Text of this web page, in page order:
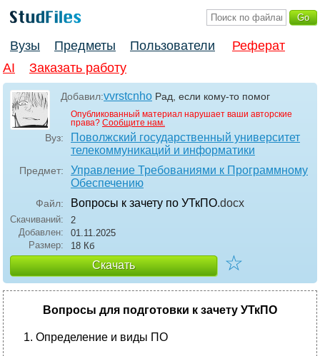
Вузы Предметы Пользователи
Реферат
AI
Заказать работу
Добавил:vvrstcnho Рад, если кому-то помог
Опубликованный материал нарушает ваши авторские
права? Сообщите нам.
Вуз:
Поволжский государственный университет
телекоммуникаций и информатики
Предмет:
Управление Требованиями к Программному
Обеспечению
Файл: Вопросы к зачету по УТкПО.docx
Скачиваний:
2
Добавлен:
01.11.2025
Размер:
18 Кб
Скачать ☆
Вопросы для подготовки к зачету УТкПО
Определение и виды ПО